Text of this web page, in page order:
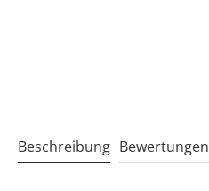
Beschreibung Bewertungen